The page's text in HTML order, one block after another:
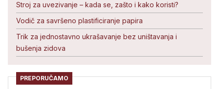
Stroj za uvezivanje – kada se, zašto i kako koristi?
Vodič za savršeno plastificiranje papira
Trik za jednostavno ukrašavanje bez uništavanja i
bušenja zidova
PREPORUČAMO